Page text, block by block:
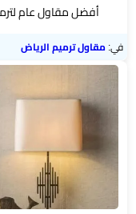
تركيب
بديل
رخام
تركيب
فوم
أفضل مقاول عام
في:مقاول ترميم الرياض